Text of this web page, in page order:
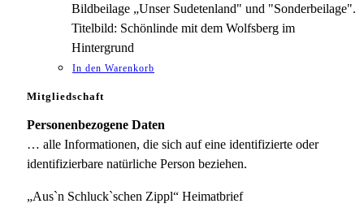
Bildbeilage „Unser Sudetenland" und "Sonderbeilage".
Titelbild: Schönlinde mit dem Wolfsberg im
Hintergrund
In den Warenkorb
Mitgliedschaft
Personenbezogene Daten
… alle Informationen, die sich auf eine identifizierte oder
identifizierbare natürliche Person beziehen.
„Aus`n Schluck`schen Zippl“ Heimatbrief